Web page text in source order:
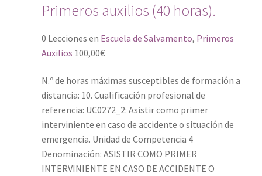
Primeros auxilios (40 horas).
0 Lecciones en Escuela de Salvamento, Primeros
Auxilios 100,00€
N.º de horas máximas susceptibles de formación a
distancia: 10. Cualificación profesional de
referencia: UC0272_2: Asistir como primer
interviniente en caso de accidente o situación de
emergencia. Unidad de Competencia 4
Denominación: ASISTIR COMO PRIMER
INTERVINIENTE EN CASO DE ACCIDENTE O